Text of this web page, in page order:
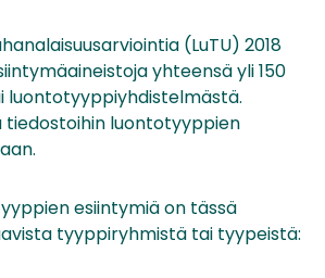
(LuTU) 2018
yhteensä yli 150
luontotyyppiyhdistelmästä.
tiedostoihin luontotyyppien
esiintymiä on tässä
tyyppiryhmistä tai tyypeistä: